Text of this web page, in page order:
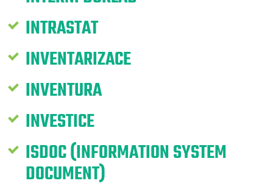
INTRASTAT
INVENTARIZACE
INVENTURA
INVESTICE
ISDOC (INFORMATION SYSTEM
DOCUMENT)